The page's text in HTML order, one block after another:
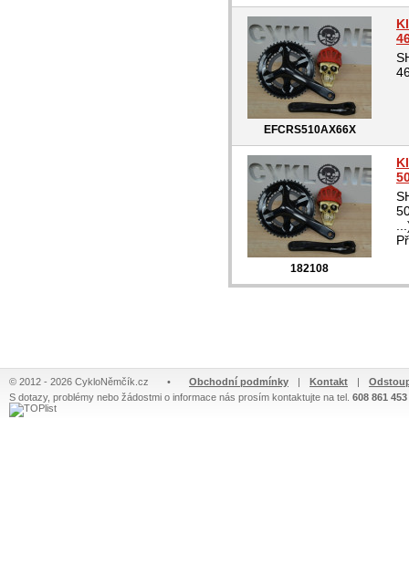
EFCRS510AX66X
182108
© 2012 - 2026 CykloNěmčík.cz • Obchodní podmínky | Kontakt |
S dotazy, problémy nebo žádostmi o informace nás prosím kontaktujte na tel. 608 861 453